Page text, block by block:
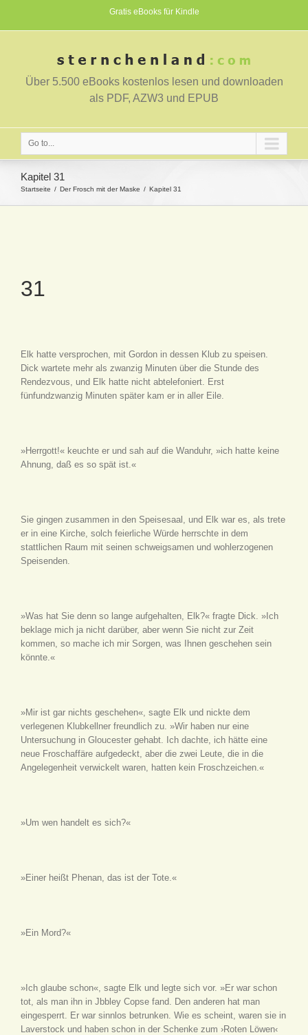
Gratis eBooks für Kindle
Über 5.500 eBooks kostenlos lesen und downloaden
als PDF, AZW3 und EPUB
Go to...
Kapitel 31
Startseite Der Frosch mit der Maske Kapitel 31
31
Elk hatte versprochen, mit Gordon in dessen Klub zu speisen.
Dick wartete mehr als zwanzig Minuten über die Stunde des
Rendezvous, und Elk hatte nicht abtelefoniert. Erst
fünfundzwanzig Minuten später kam er in aller Eile.
»Herrgott!« keuchte er und sah auf die Wanduhr, »ich hatte keine
Ahnung, daß es so spät ist.«
Sie gingen zusammen in den Speisesaal, und Elk war es, als trete
er in eine Kirche, solch feierliche Würde herrschte in dem
stattlichen Raum mit seinen schweigsamen und wohlerzogenen
Speisenden.
»Was hat Sie denn so lange aufgehalten, Elk?« fragte Dick. »Ich
beklage mich ja nicht darüber, aber wenn Sie nicht zur Zeit
kommen, so mache ich mir Sorgen, was Ihnen geschehen sein
könnte.«
»Mir ist gar nichts geschehen«, sagte Elk und nickte dem
verlegenen Klubkellner freundlich zu. »Wir haben nur eine
Untersuchung in Gloucester gehabt. Ich dachte, ich hätte eine
neue Froschaffäre aufgedeckt, aber die zwei Leute, die in die
Angelegenheit verwickelt waren, hatten kein Froschzeichen.«
»Um wen handelt es sich?«
»Einer heißt Phenan, das ist der Tote.«
»Ein Mord?«
»Ich glaube schon«, sagte Elk und legte sich vor. »Er war schon
tot, als man ihn in Jbbley Copse fand. Den anderen hat man
eingesperrt. Er war sinnlos betrunken. Wie es scheint, waren sie in
Laverstock und haben schon in der Schenke zum ›Roten Löwen‹